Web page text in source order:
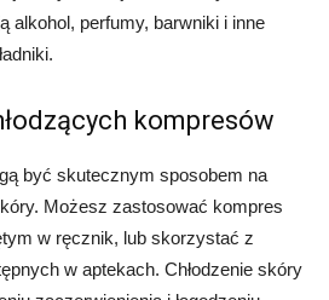
alkohol, perfumy, barwniki i inne
kompresów
być skutecznym sposobem na
Możesz zastosować kompres
w ręcznik, lub skorzystać z
w aptekach. Chłodzenie skóry